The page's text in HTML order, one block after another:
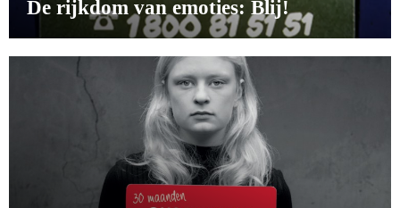
De rijkdom van emoties: Blij!